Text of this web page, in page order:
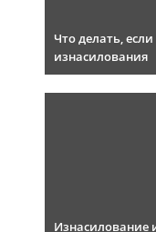
Что делать,
изнасилования
Изнасилование